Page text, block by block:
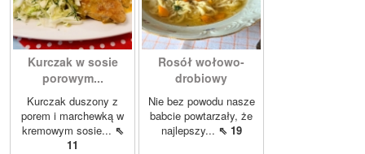
Kurczak w sosie
porowym...
Kurczak duszony z
porem i marchewką w
kremowym sosie... ⇖
11
Rosół wołowo-
drobiowy
Nie bez powodu nasze
babcie powtarzały, że
najlepszy... ⇖ 19